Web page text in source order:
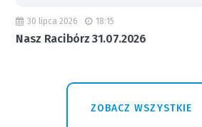
30 lipca 2026 18:15
Nasz Racibórz 31.07.2026
ZOBACZ WSZYSTKIE